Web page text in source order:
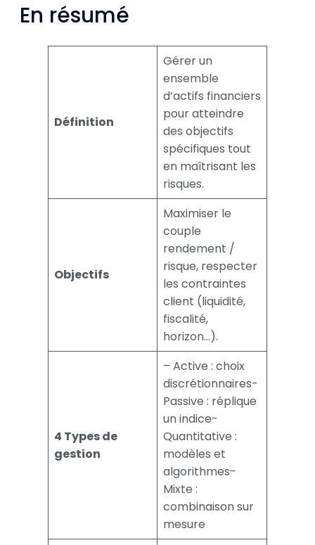
En résumé
Définition
Gérer un
ensemble
d’actifs financiers
pour atteindre
des objectifs
spécifiques tout
en maîtrisant les
risques.
Objectifs
Maximiser le
couple
rendement /
risque, respecter
les contraintes
client (liquidité,
fiscalité,
horizon…).
4 Types de
gestion
– Active : choix
discrétionnaires-
Passive : réplique
un indice-
Quantitative :
modèles et
algorithmes-
Mixte :
combinaison sur
mesure